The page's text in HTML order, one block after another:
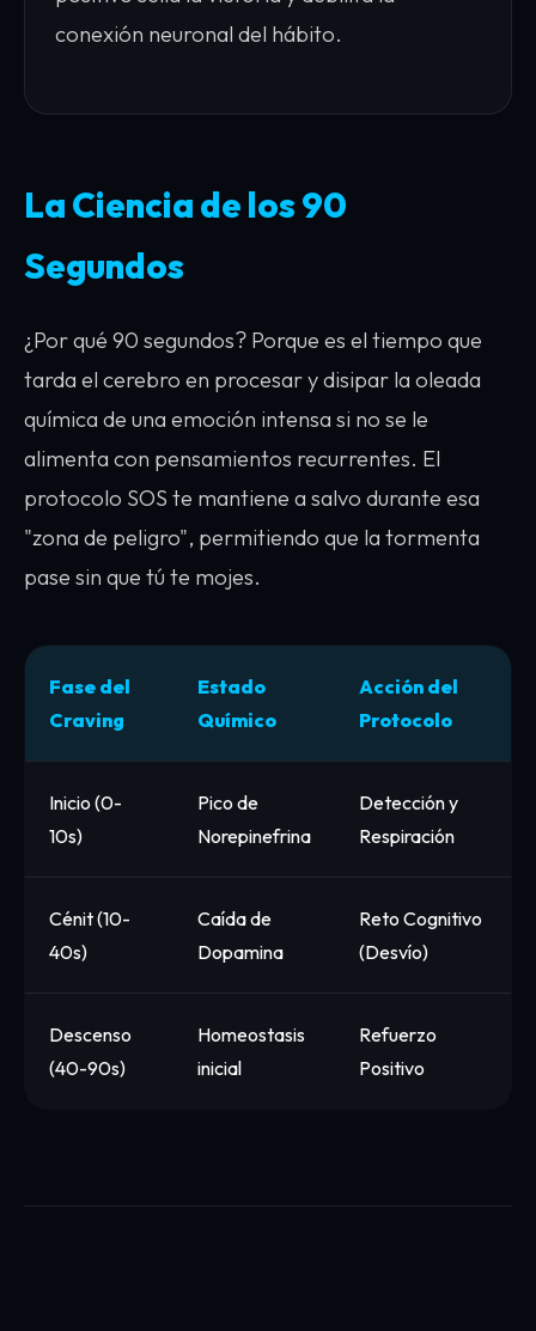
conexión neuronal del hábito.
La Ciencia de los 90
Segundos
¿Por qué 90 segundos? Porque es el tiempo que
tarda el cerebro en procesar y disipar la oleada
química de una emoción intensa si no se le
alimenta con pensamientos recurrentes. El
protocolo SOS te mantiene a salvo durante esa
"zona de peligro", permitiendo que la tormenta
pase sin que tú te mojes.
Fase del
Craving
Estado
Químico
Acción del
Protocolo
Inicio (0-
10s)
Pico de
Norepinefrina
Detección y
Respiración
Cénit (10-
40s)
Caída de
Dopamina
Reto Cognitivo
(Desvío)
Descenso
(40-90s)
Homeostasis
inicial
Refuerzo
Positivo